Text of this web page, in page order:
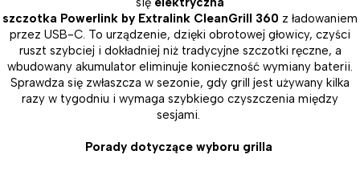
szczotka Powerlink by Extralink CleanGrill 360 z ładowaniem
przez USB-C. To urządzenie, dzięki obrotowej głowicy, czyści
ruszt szybciej i dokładniej niż tradycyjne szczotki ręczne, a
wbudowany akumulator eliminuje konieczność wymiany baterii.
Sprawdza się zwłaszcza w sezonie, gdy grill jest używany kilka
razy w tygodniu i wymaga szybkiego czyszczenia między
sesjami.
Porady dotyczące wyboru grilla